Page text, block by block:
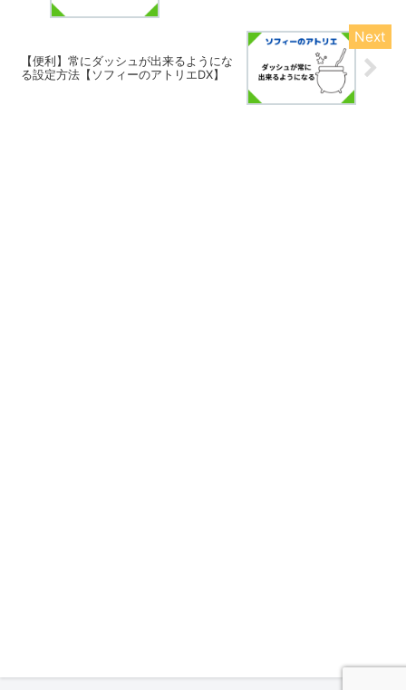
【便利】常にダッシュが出来るようにな
る設定方法【ソフィーのアトリエDX】